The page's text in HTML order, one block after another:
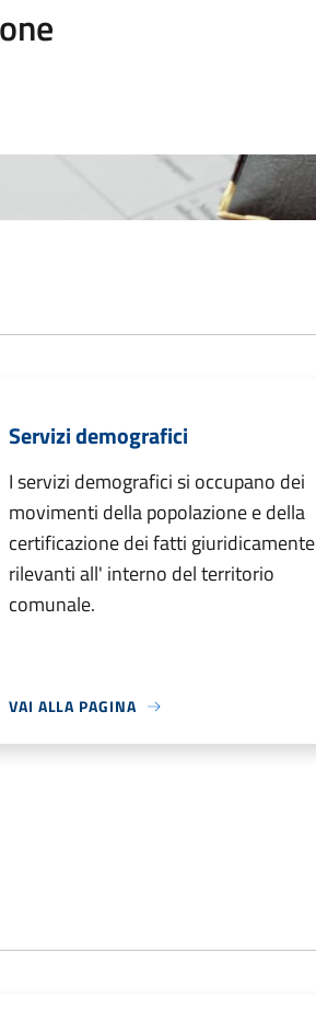
Servizi demografici
I servizi demografici si occupano dei
movimenti della popolazione e della
certificazione dei fatti giuridicamente
rilevanti all' interno del territorio
comunale.
VAI ALLA PAGINA